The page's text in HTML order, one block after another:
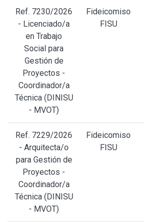
Ref. 7230/2026
- Licenciado/a
en Trabajo
Social para
Gestión de
Proyectos -
Coordinador/a
Técnica (DINISU
- MVOT)
Fideicomiso
FISU
Ref. 7229/2026
- Arquitecta/o
para Gestión de
Proyectos -
Coordinador/a
Técnica (DINISU
- MVOT)
Fideicomiso
FISU